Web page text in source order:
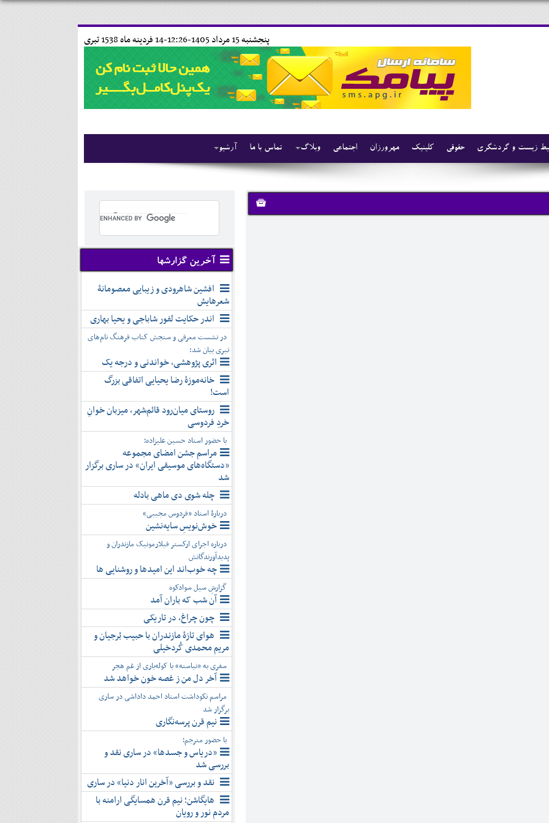
14 فردينه ماه 1538 تبری پنجشنبه 15 مرداد 1405-12:26-
آرشیو تماس با ما وبلاگ اجتماعی مهرورزان کلینیک حقوقی زیست و گردشگری
آخرین گزارشها
افشین شاهرودی و زیبایی معصومانۀ
شعرهایش
اندر حکایت لفور شاباجی و یحیا بهاری
در نشست معرفی و سنجش کتاب فرهنگ نام‌های
تبری بیان شد:
اثری پژوهشی، خواندنی و درجه یک
خانه‌موزۀ رضا یحیایی اتفاقی بزرگ
است!
روستای میان‌رود قائم‌شهر، میزبان خوانِ
خردِ فردوسی
با حضور استاد حسین علیزاده؛
مراسم جشن امضای مجموعه
«دستگاه‌های موسیقی ایران» در ساری برگزار
شد
چله شوی دی ماهی بادله
دربارۀ استاد «فردوس مجیبی»
خوش‌نویسِ سایه‌نشین
درباره اجرای ارکستر فیلارمونیک مازندران و
پدیدآورندگانش
چه خوب‌اند این امیدها و روشنایی ها
گزارشِ سیل سوادکوه
آن شب که باران آمد
چون چراغ، در تاریکی
هوای تازۀ مازندران با حبیب بُرجیان و
مریم محمدی کُردخیلی
سفری به «نیاسته» با کوله‌باری از غم هجر
آخر دل من ز غصه خون خواهد شد
مراسم نکوداشت استاد احمد داداشی در ساری
برگزار شد
نیم قرن پرسه‌نگاری
با حضور مترجم؛
«دریاس و جسدها» در ساری نقد و
بررسی شد
نقد و بررسی «آخرین انار دنیا» در ساری
هایگاشن؛ نیم قرن همسایگی ارامنه با
مردم نور و رویان